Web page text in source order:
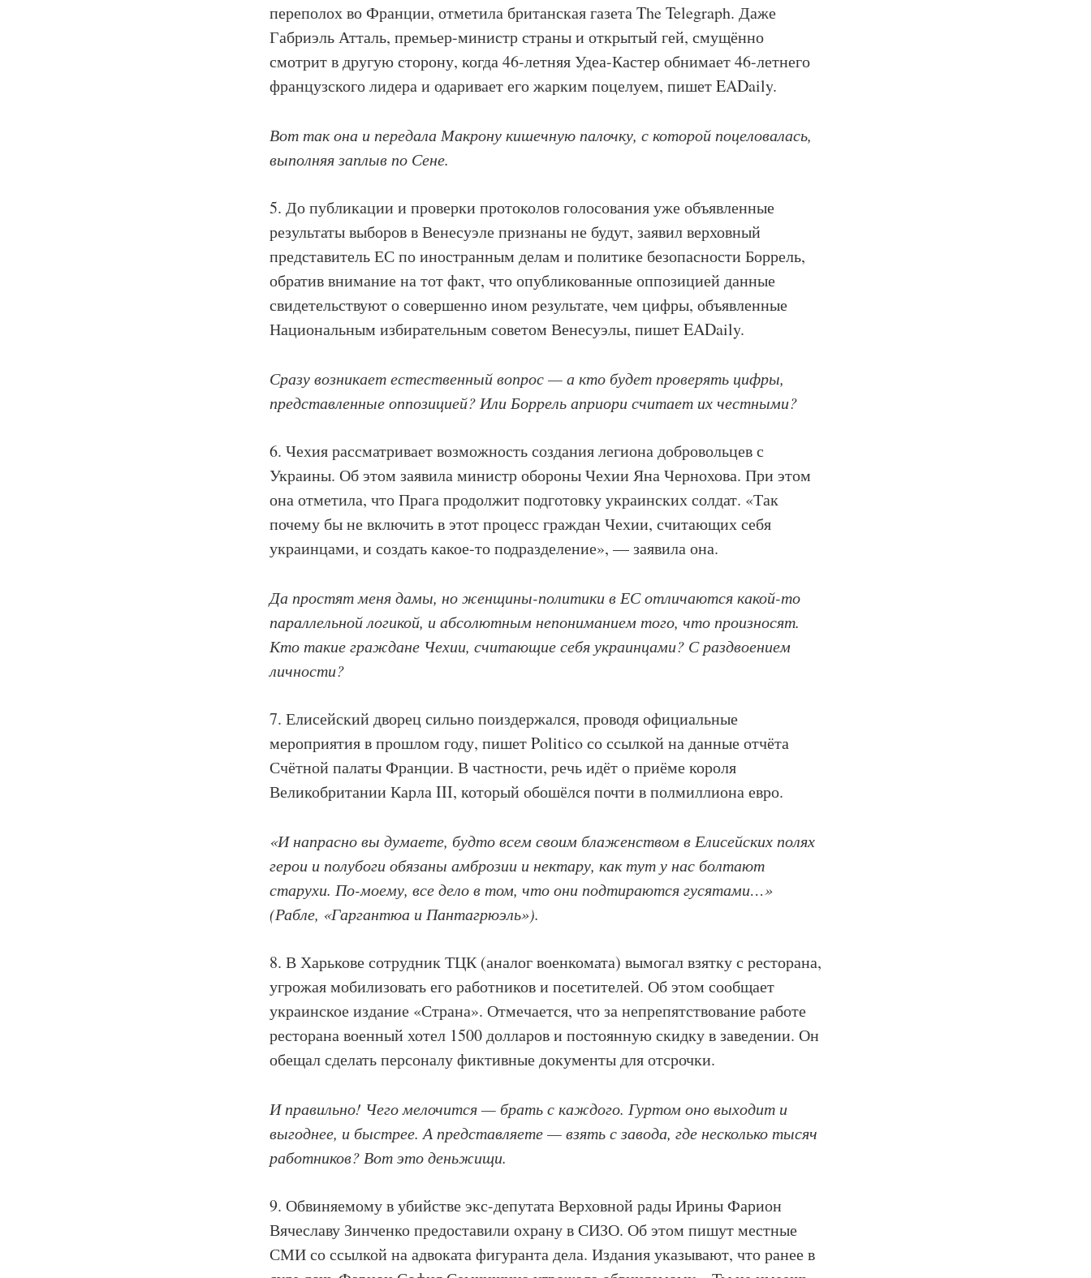
переполох во Франции, отметила британская газета The Telegraph. Даже
Габриэль Атталь, премьер-министр страны и открытый гей, смущённо
смотрит в другую сторону, когда 46-летняя Удеа-Кастер обнимает 46-летнего
французского лидера и одаривает его жарким поцелуем, пишет EADaily.
Вот так она и передала Макрону кишечную палочку, с которой поцеловалась,
выполняя заплыв по Сене.
5. До публикации и проверки протоколов голосования уже объявленные
результаты выборов в Венесуэле признаны не будут, заявил верховный
представитель ЕС по иностранным делам и политике безопасности Боррель,
обратив внимание на тот факт, что опубликованные оппозицией данные
свидетельствуют о совершенно ином результате, чем цифры, объявленные
Национальным избирательным советом Венесуэлы, пишет EADaily.
Сразу возникает естественный вопрос — а кто будет проверять цифры,
представленные оппозицией? Или Боррель априори считает их честными?
6. Чехия рассматривает возможность создания легиона добровольцев с
Украины. Об этом заявила министр обороны Чехии Яна Чернохова. При этом
она отметила, что Прага продолжит подготовку украинских солдат. «Так
почему бы не включить в этот процесс граждан Чехии, считающих себя
украинцами, и создать какое-то подразделение», — заявила она.
Да простят меня дамы, но женщины-политики в ЕС отличаются какой-то
параллельной логикой, и абсолютным непониманием того, что произносят.
Кто такие граждане Чехии, считающие себя украинцами? С раздвоением
личности?
7. Елисейский дворец сильно поиздержался, проводя официальные
мероприятия в прошлом году, пишет Politico со ссылкой на данные отчёта
Счётной палаты Франции. В частности, речь идёт о приёме короля
Великобритании Карла III, который обошёлся почти в полмиллиона евро.
«И напрасно вы думаете, будто всем своим блаженством в Елисейских полях
герои и полубоги обязаны амброзии и нектару, как тут у нас болтают
старухи. По-моему, все дело в том, что они подтираются гусятами…»
(Рабле, «Гаргантюа и Пантагрюэль»).
8. В Харькове сотрудник ТЦК (аналог военкомата) вымогал взятку с ресторана,
угрожая мобилизовать его работников и посетителей. Об этом сообщает
украинское издание «Страна». Отмечается, что за непрепятствование работе
ресторана военный хотел 1500 долларов и постоянную скидку в заведении. Он
обещал сделать персоналу фиктивные документы для отсрочки.
И правильно! Чего мелочится — брать с каждого. Гуртом оно выходит и
выгоднее, и быстрее. А представляете — взять с завода, где несколько тысяч
работников? Вот это деньжищи.
9. Обвиняемому в убийстве экс-депутата Верховной рады Ирины Фарион
Вячеславу Зинченко предоставили охрану в СИЗО. Об этом пишут местные
СМИ со ссылкой на адвоката фигуранта дела. Издания указывают, что ранее в